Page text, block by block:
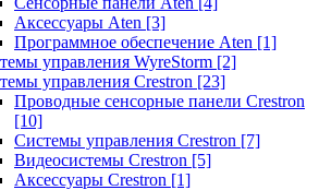
Аксессуары Aten [3]
Программное обеспечение Aten [1]
управления WyreStorm [2]
управления Crestron [23]
Проводные сенсорные панели Crestron
[10]
Системы управления Crestron [7]
Видеосистемы Crestron [5]
Аксессуары Crestron [1]